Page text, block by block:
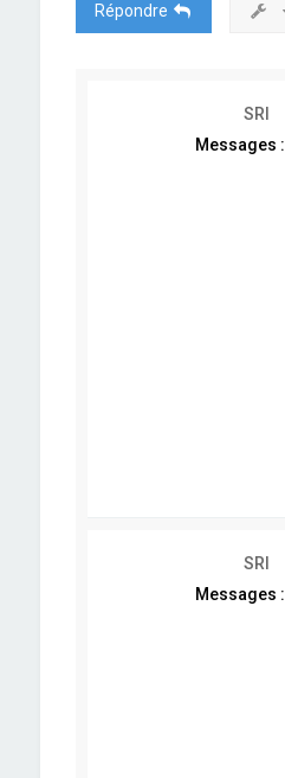
Répondre
SRI
Messages :
SRI
Messages :